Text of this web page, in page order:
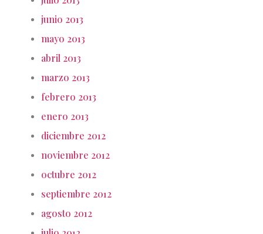
junio 2013
mayo 2013
abril 2013
marzo 2013
febrero 2013
enero 2013
diciembre 2012
noviembre 2012
octubre 2012
septiembre 2012
agosto 2012